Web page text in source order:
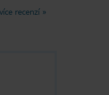
výběr.
recenzí»